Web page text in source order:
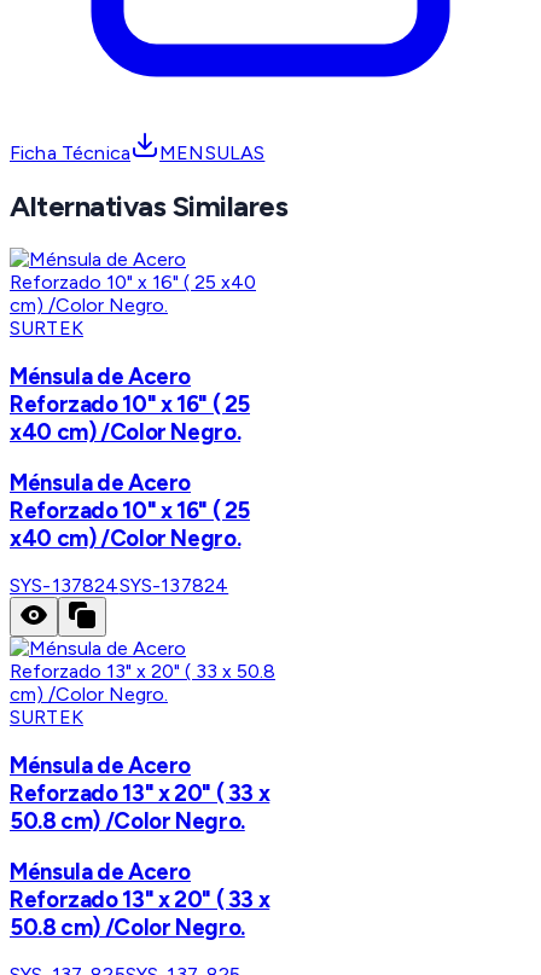
Ficha Técnica MENSULAS
Alternativas Similares
SURTEK
Ménsula de Acero
Reforzado 10" x 16" ( 25
x40 cm) /Color Negro.
Ménsula de Acero
Reforzado 10" x 16" ( 25
x40 cm) /Color Negro.
SYS-137824SYS-137824
SURTEK
Ménsula de Acero
Reforzado 13" x 20" ( 33 x
50.8 cm) /Color Negro.
Ménsula de Acero
Reforzado 13" x 20" ( 33 x
50.8 cm) /Color Negro.